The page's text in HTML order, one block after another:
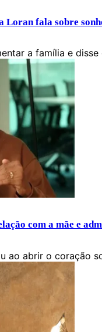
fala sobre
a família e
com a mãe e
ao abrir o coração